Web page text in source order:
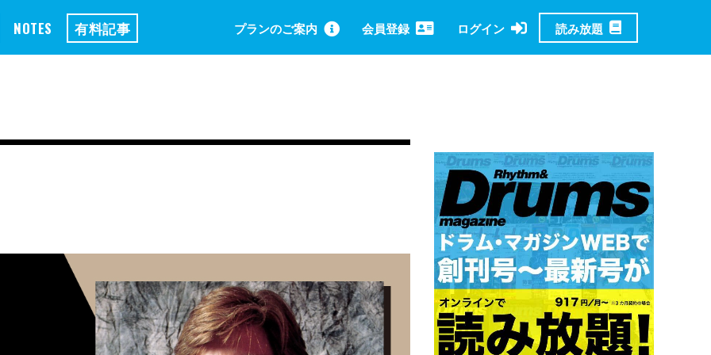
NOTES 有料記事 プランのご案内 会員登録 ログイン 読み放題